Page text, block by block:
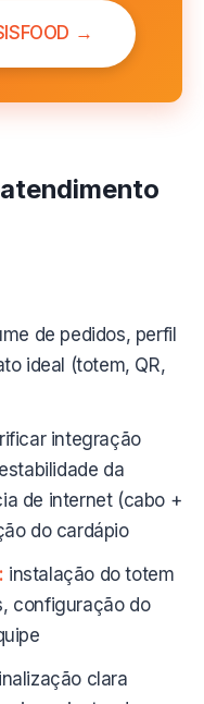
→
de pedidos, perfil
ideal (totem, QR,
integração
da
de internet (cabo +
do cardápio
instalação do totem
configuração do
clara